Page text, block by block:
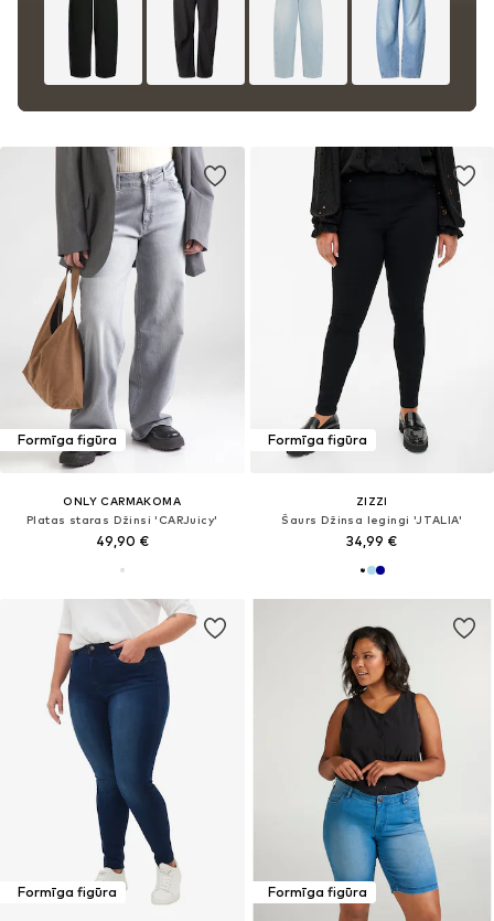
Formīga figūra
ONLY CARMAKOMA
Platas staras Džinsi 'CARJuicy'
49,90 €
Formīga figūra
ZIZZI
Šaurs Džinsa legingi 'JTALIA'
34,99 €
Formīga figūra Formīga figūra